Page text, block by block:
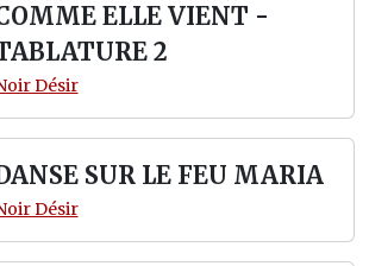
ELLE VIENT -
2
Désir
SUR LE FEU MARIA
Désir